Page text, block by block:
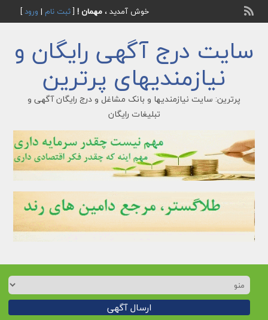
خوش آمدید ، مهمان ![ثبت نام | ورود]
سایت درج آگهی رایگان و
نیازمندیهای پرترین
پرترین: سایت نیازمندیها و بانک مشاغل و درج رایگان آگهی و
تبلیغات رایگان
ارسال آگهی